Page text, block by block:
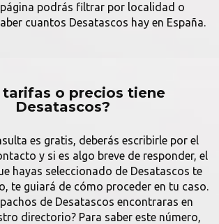
podrás filtrar por localidad o
cuantos Desatascos hay en España.
tarifas o precios tiene
Desatascos?
es gratis, deberás escribirle por el
y si es algo breve de responder, el
hayas seleccionado de Desatascos te
te guiará de cómo proceder en tu caso.
de Desatascos encontraras en
directorio? Para saber este número,